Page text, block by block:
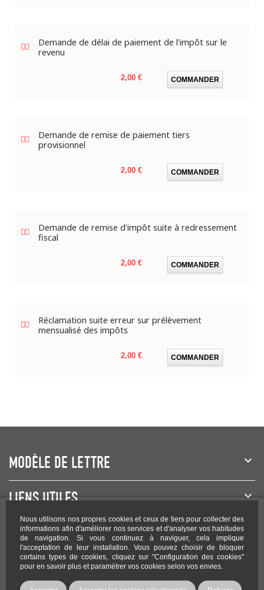
Nous utilisons nos propres cookies et ceux de tiers pour collecter des
informations afin d'améliorer nos services et d'analyser vos habitudes
de navigation. Si vous continuez à naviguer, cela implique
l'acceptation de leur installation. Vous pouvez choisir de bloquer
certains types de cookies, cliquez sur "Configuration des cookies"
pour en savoir plus et paramétrer vos cookies selon vos envies.
Demande de délai de paiement de l'impôt sur le
revenu
Prix
2,00 € COMMANDER
Demande de remise de paiement tiers
provisionnel
Prix
2,00 € COMMANDER
Demande de remise d'impôt suite à redressement
fiscal
Prix
2,00 € COMMANDER
Réclamation suite erreur sur prélèvement
mensualisé des impôts
Prix
2,00 € COMMANDER
MODÈLE DE LETTRE
LIENS UTILES
NEWSLETTER